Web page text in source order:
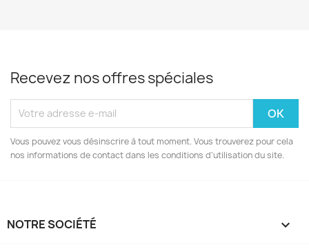
Recevez nos offres spéciales
Vous pouvez vous désinscrire à tout moment. Vous trouverez pour cela
nos informations de contact dans les conditions d'utilisation du site.
NOTRE SOCIÉTÉ 